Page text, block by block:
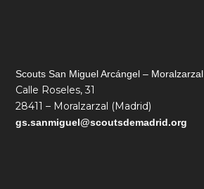
Scouts San Miguel Arcángel – Moralzarzal
Calle Roseles, 31
28411 – Moralzarzal (Madrid)
gs.sanmiguel@scoutsdemadrid.org